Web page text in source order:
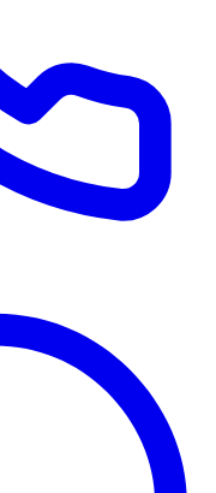
durch
und
und
und
ergeben und
oder wird
das z.B. mit
Thema
haben!